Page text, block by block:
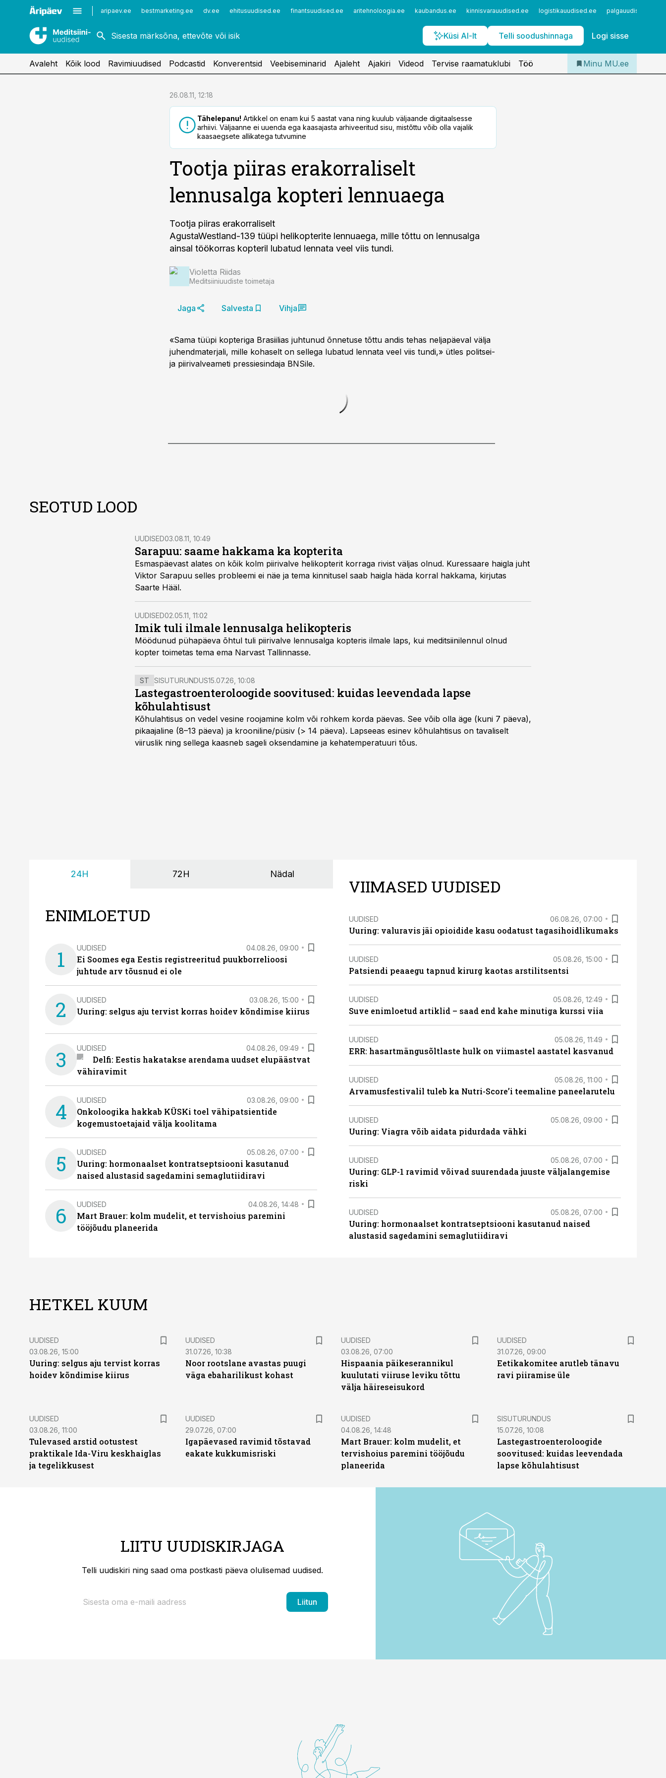
aripaev.ee bestmarketing.ee dv.ee ehitusuudised.ee finantsuudised.ee aritehnoloogia.ee kaubandus.ee kinnisvarauudised.ee logistikauudised.ee palgauudised.ee
Küsi AI-lt Telli soodushinnaga Logi sisse
Kirurgia
Naistehaigused
Vaktsineerimine
Iseteenindus
Telli Meditsiiniuudised
Avaleht Kõik lood Ravimiuudised Podcastid Konverentsid Veebiseminarid Ajaleht Ajakiri Videod Tervise raamatuklubi Töö Minu MU.ee
26.08.11, 12:18
Tähelepanu! Artikkel on enam kui 5 aastat vana ning kuulub väljaande digitaalsesse
arhiivi. Väljaanne ei uuenda ega kaasajasta arhiveeritud sisu, mistõttu võib olla vajalik
kaasaegsete allikatega tutvumine
Tootja piiras erakorraliselt
lennusalga kopteri lennuaega
Tootja piiras erakorraliselt
AgustaWestland-139 tüüpi helikopterite lennuaega, mille tõttu on lennusalga
ainsal töökorras kopteril lubatud lennata veel viis tundi.
Violetta Riidas
Meditsiiniuudiste toimetaja
Jaga Salvesta Vihja
«Sama tüüpi kopteriga Brasiilias juhtunud õnnetuse tõttu andis tehas neljapäeval välja
juhendmaterjali, mille kohaselt on sellega lubatud lennata veel viis tundi,» ütles politsei-
ja piirivalveameti pressiesindaja BNSile.
SEOTUD LOOD
UUDISED03.08.11, 10:49
Sarapuu: saame hakkama ka kopterita
Esmaspäevast alates on kõik kolm piirivalve helikopterit korraga rivist väljas olnud. Kuressaare haigla juht
Viktor Sarapuu selles probleemi ei näe ja tema kinnitusel saab haigla häda korral hakkama, kirjutas
Saarte Hääl.
UUDISED02.05.11, 11:02
Imik tuli ilmale lennusalga helikopteris
Möödunud pühapäeva õhtul tuli piirivalve lennusalga kopteris ilmale laps, kui meditsiinilennul olnud
kopter toimetas tema ema Narvast Tallinnasse.
ST SISUTURUNDUS15.07.26, 10:08
Lastegastroenteroloogide soovitused: kuidas leevendada lapse
kõhulahtisust
Kõhulahtisus on vedel vesine roojamine kolm või rohkem korda päevas. See võib olla äge (kuni 7 päeva),
pikaajaline (8–13 päeva) ja krooniline/püsiv (> 14 päeva). Lapseeas esinev kõhulahtisus on tavaliselt
viiruslik ning sellega kaasneb sageli oksendamine ja kehatemperatuuri tõus.
24H 72H Nädal
ENIMLOETUD
1 UUDISED 04.08.26, 09:00
Ei Soomes ega Eestis registreeritud puukborrelioosi
juhtude arv tõusnud ei ole
2 UUDISED 03.08.26, 15:00
Uuring: selgus aju tervist korras hoidev kõndimise kiirus
3 UUDISED 04.08.26, 09:49
Delfi: Eestis hakatakse arendama uudset elupäästvat
vähiravimit
4 UUDISED 03.08.26, 09:00
Onkoloogika hakkab KÜSKi toel vähipatsientide
kogemustoetajaid välja koolitama
5 UUDISED 05.08.26, 07:00
Uuring: hormonaalset kontratseptsiooni kasutanud
naised alustasid sagedamini semaglutiidiravi
6 UUDISED 04.08.26, 14:48
Mart Brauer: kolm mudelit, et tervishoius paremini
tööjõudu planeerida
VIIMASED UUDISED
UUDISED 06.08.26, 07:00
Uuring: valuravis jäi opioidide kasu oodatust tagasihoidlikumaks
UUDISED 05.08.26, 15:00
Patsiendi peaaegu tapnud kirurg kaotas arstilitsentsi
UUDISED 05.08.26, 12:49
Suve enimloetud artiklid – saad end kahe minutiga kurssi viia
UUDISED 05.08.26, 11:49
ERR: hasartmängusõltlaste hulk on viimastel aastatel kasvanud
UUDISED 05.08.26, 11:00
Arvamusfestivalil tuleb ka Nutri-Score’i teemaline paneelarutelu
UUDISED 05.08.26, 09:00
Uuring: Viagra võib aidata pidurdada vähki
UUDISED 05.08.26, 07:00
Uuring: GLP-1 ravimid võivad suurendada juuste väljalangemise
riski
UUDISED 05.08.26, 07:00
Uuring: hormonaalset kontratseptsiooni kasutanud naised
alustasid sagedamini semaglutiidiravi
HETKEL KUUM
UUDISED
03.08.26, 15:00
Uuring: selgus aju tervist korras
hoidev kõndimise kiirus
UUDISED
31.07.26, 10:38
Noor rootslane avastas puugi
väga ebaharilikust kohast
UUDISED
03.08.26, 07:00
Hispaania päikeserannikul
kuulutati viiruse leviku tõttu
välja häireseisukord
UUDISED
31.07.26, 09:00
Eetikakomitee arutleb tänavu
ravi piiramise üle
UUDISED
03.08.26, 11:00
Tulevased arstid ootustest
praktikale Ida-Viru keskhaiglas
ja tegelikkusest
UUDISED
29.07.26, 07:00
Igapäevased ravimid tõstavad
eakate kukkumisriski
UUDISED
04.08.26, 14:48
Mart Brauer: kolm mudelit, et
tervishoius paremini tööjõudu
planeerida
ST
SISUTURUNDUS
15.07.26, 10:08
Lastegastroenteroloogide
soovitused: kuidas leevendada
lapse kõhulahtisust
LIITU UUDISKIRJAGA
Telli uudiskiri ning saad oma postkasti päeva olulisemad uudised.
Liitun